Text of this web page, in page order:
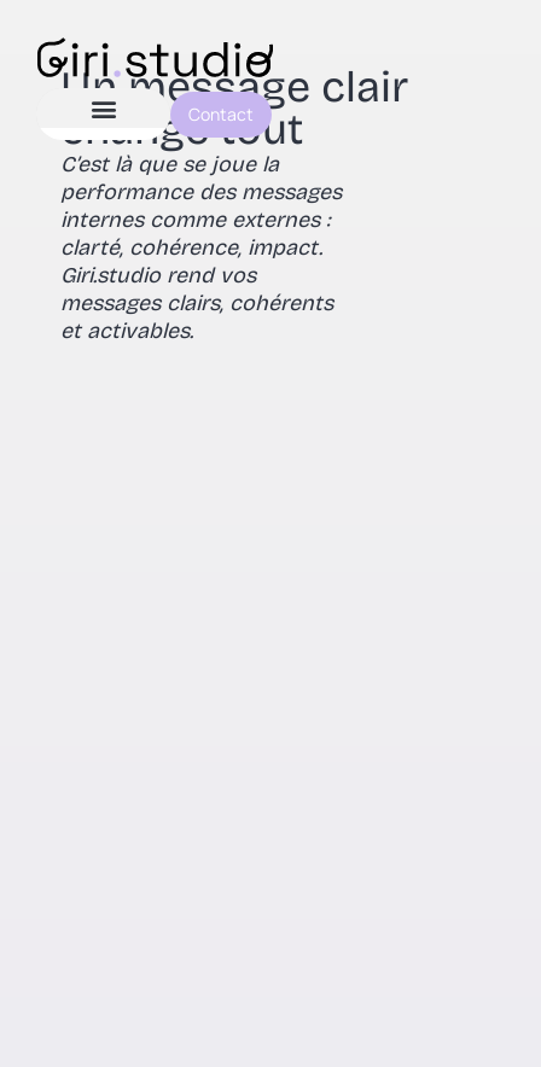
Contact
Un message clair
change tout
C’est là que se joue la
performance des messages
internes comme externes :
clarté, cohérence, impact.
Giri.studio rend vos
messages clairs, cohérents
et activables.